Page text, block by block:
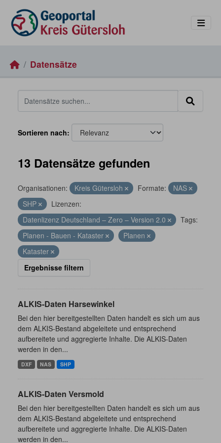
Datensätze
Sortieren nach
13 Datensätze gefunden
Organisationen: Kreis Gütersloh Formate:
NAS
SHP
Lizenzen:
Datenlizenz Deutschland – Zero – Version 2.0
Tags:
Planen - Bauen - Kataster
Planen
Kataster
Ergebnisse filtern
ALKIS-Daten Harsewinkel
Bei den hier bereitgestellten Daten handelt es sich um aus
dem ALKIS-Bestand abgeleitete und entsprechend
aufbereitete und aggregierte Inhalte. Die ALKIS-Daten
werden in den...
DXF NAS SHP
ALKIS-Daten Versmold
Bei den hier bereitgestellten Daten handelt es sich um aus
dem ALKIS-Bestand abgeleitete und entsprechend
aufbereitete und aggregierte Inhalte. Die ALKIS-Daten
werden in den...